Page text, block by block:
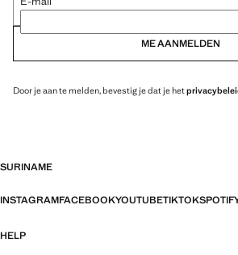
ME AANMELDEN
Door je aan te melden, bevestig je dat je het
SURINAME
INSTAGRAMFACEBOOKYOUTUBETIKTOK
HELP